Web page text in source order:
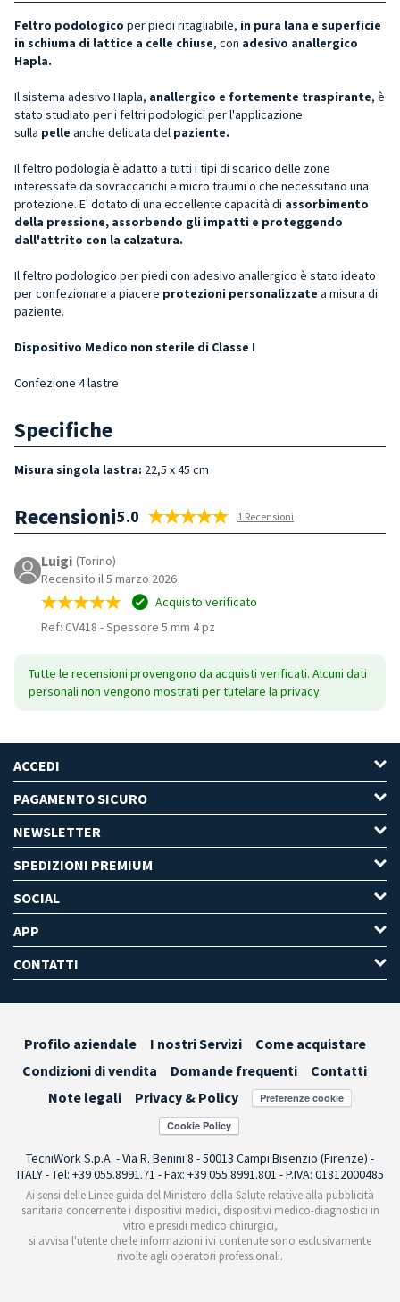
Feltro podologico per piedi ritagliabile, in pura lana e superficie
in schiuma di lattice a celle chiuse, con adesivo anallergico
Hapla.
Il sistema adesivo Hapla, anallergico e fortemente traspirante, è
stato studiato per i feltri podologici per l'applicazione
sulla pelle anche delicata del paziente.
Il feltro podologia è adatto a tutti i tipi di scarico delle zone
interessate da sovraccarichi e micro traumi o che necessitano una
protezione. E' dotato di una eccellente capacità di assorbimento
della pressione, assorbendo gli impatti e proteggendo
dall'attrito con la calzatura.
Il feltro podologico per piedi con adesivo anallergico è stato ideato
per confezionare a piacere protezioni personalizzate a misura di
paziente.
Dispositivo Medico non sterile di Classe I
Confezione 4 lastre
Specifiche
Misura singola lastra: 22,5 x 45 cm
Recensioni5.0 1 Recensioni
Luigi (Torino)
Recensito il 5 marzo 2026
Acquisto verificato
Ref: CV418 -Spessore 5 mm 4 pz
Tutte le recensioni provengono da acquisti verificati. Alcuni dati
personali non vengono mostrati per tutelare la privacy.
ACCEDI
PAGAMENTO SICURO
NEWSLETTER
SPEDIZIONI PREMIUM
SOCIAL
APP
CONTATTI
Profilo aziendale I nostri Servizi
Come acquistare
Condizioni di vendita
Domande frequenti
Contatti
Note legali
Privacy & Policy Preferenze cookie
TecniWork S.p.A. - Via R. Benini 8 - 50013 Campi Bisenzio (Firenze) -
ITALY - Tel: +39 055.8991.71 - Fax: +39 055.8991.801 - P.IVA: 01812000485
Ai sensi delle Linee guida del Ministero della Salute relative alla pubblicità
sanitaria concernente i dispositivi medici, dispositivi medico-diagnostici in
vitro e presidi medico chirurgici,
si avvisa l'utente che le informazioni ivi contenute sono esclusivamente
rivolte agli operatori professionali.